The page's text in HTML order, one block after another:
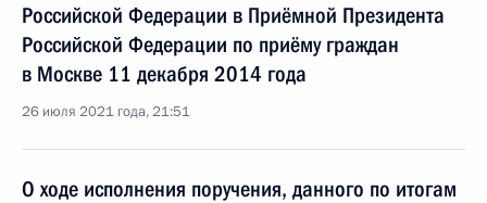
Российской Федерации в Приёмной Президента
Российской Федерации по приёму граждан
в Москве 11 декабря 2014 года
26 июля 2021 года, 21:51
О ходе исполнения поручения, данного по итогам